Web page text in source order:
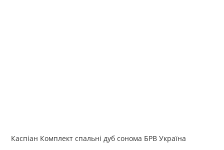
Каспіан Комплект спальні дуб сонома БРВ Україна